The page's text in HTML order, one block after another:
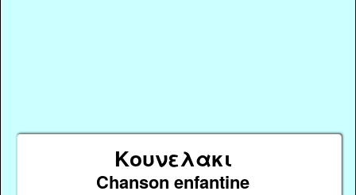
Κουνελακι
Chanson enfantine